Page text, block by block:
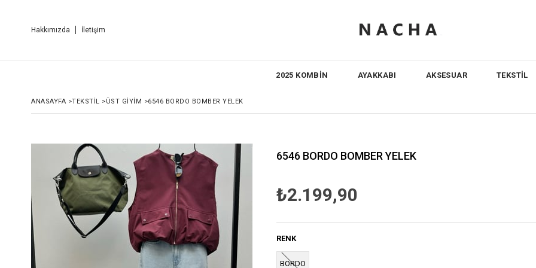
Hakkımızda İletişim
2025 KOMBİN AYAKKABI AKSESUAR TEKSTİL
ANASAYFA >TEKSTİL >ÜST GİYİM >6546 BORDO BOMBER YELEK
6546 BORDO BOMBER YELEK
₺2.199,90
RENK
BORDO